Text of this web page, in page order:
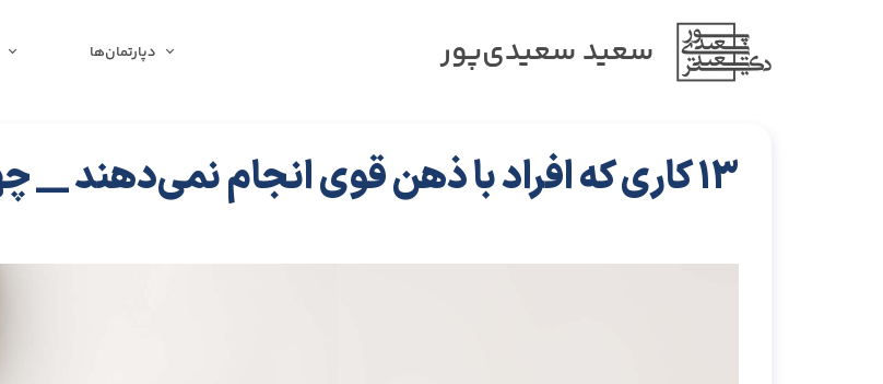
سعید سعیدی‌پور دپارتمان‌ها
13 کاری که افراد با ذهن قوی انجام نمی‌دهند __ چهار